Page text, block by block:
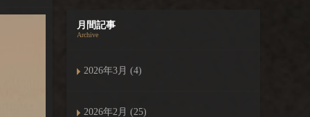
月間記事
Archive
2026年3月 (4)
2026年2月 (25)